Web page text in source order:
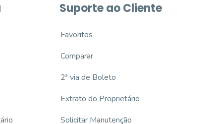
Suporte ao Cliente
Favoritos
Comparar
2ª via de Boleto
Extrato do Proprietário
Solicitar Manutenção